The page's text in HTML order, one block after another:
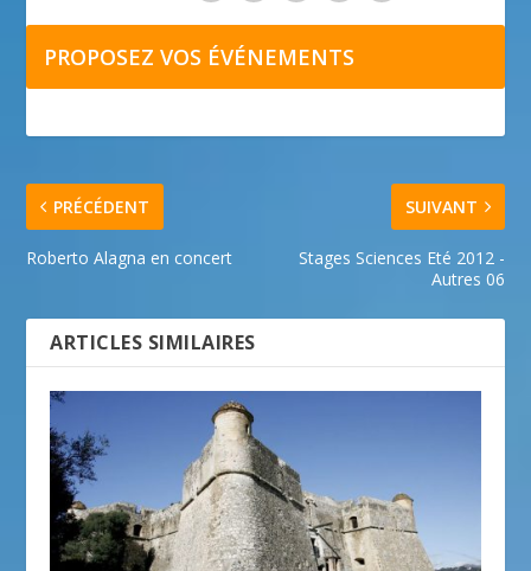
PROPOSEZ VOS ÉVÉNEMENTS
PRÉCÉDENT
Roberto Alagna en concert
SUIVANT
Stages Sciences Eté 2012 -
Autres 06
ARTICLES SIMILAIRES